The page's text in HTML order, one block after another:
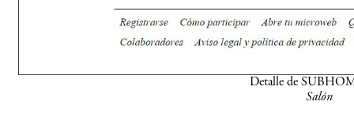
Detalle de
Salón